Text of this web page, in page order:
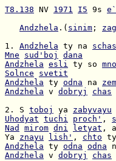
T8.138 NV 1971 I5 9s
Andzhela .( sinim ;
1. Andzhela ty na
Mne
sud'boj
dana
Andzhela esli ty so
Solnce
svetit
Andzhela ty odna na
Andzhela v dobryj chas
2. S toboj ya zabyvayu
Uhodyat tuchi proch' ,
Nad
mirom dni letyat ,
Ya znayu lish' , chto
Andzhela ty odna odna
Andzhela v dobryj chas